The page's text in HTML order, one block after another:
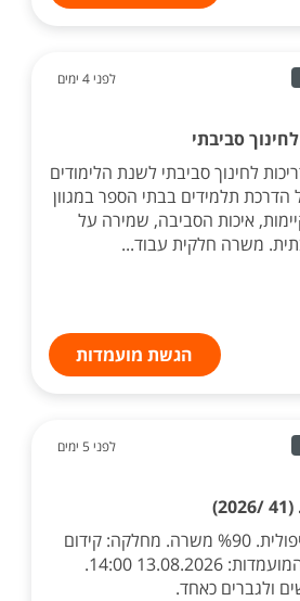
לפני 4 ימים
סביבתי
לחינוך סביבתי לשנת הלימודים
תלמידים בבתי הספר במגוון
איכות הסביבה, שמירה על
משרה חלקית עבוד...
הגשת מועמדות
לפני 5 ימים
דרוש/ה מדריך /ה טיפולית. %90 משרה. מחלקה: קידום
נוער. תאריך הגשת המועמדות: 13.08.2026 14:00.
ולגברים כאחד.